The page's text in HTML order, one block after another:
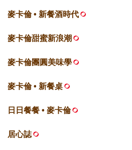
麥卡倫 • 新餐酒時代
麥卡倫甜蜜新浪潮
麥卡倫團圓美味學
麥卡倫 • 新餐桌
日日餐餐 • 麥卡倫
居心誌